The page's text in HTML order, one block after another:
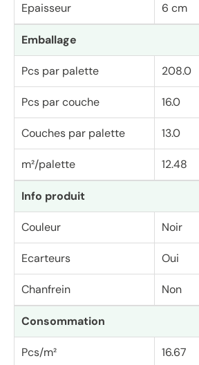
Epaisseur 6 cm
Emballage
Pcs par palette 208.0
Pcs par couche 16.0
Couches par palette 13.0
m²/palette 12.48
Info produit
Couleur Noir
Ecarteurs Oui
Chanfrein Non
Consommation
Pcs/m² 16.67